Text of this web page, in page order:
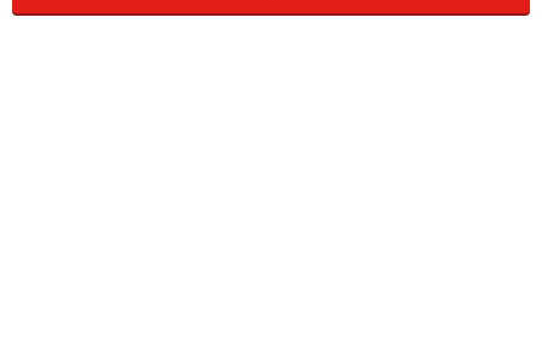
本的にやっていることはすべて同じである。